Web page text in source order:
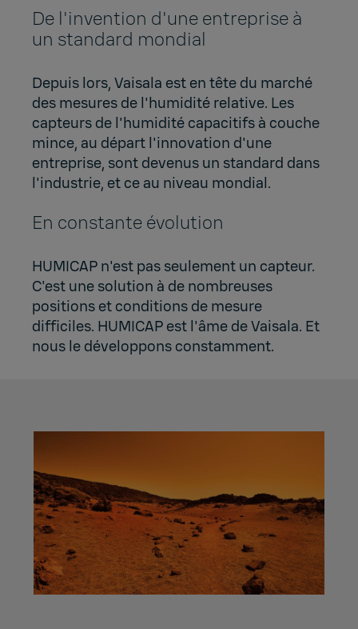
De l'invention d'une entreprise à
un standard mondial
Depuis lors, Vaisala est en tête du marché
des mesures de l'humidité relative. Les
capteurs de l'humidité capacitifs à couche
mince, au départ l'innovation d'une
entreprise, sont devenus un standard dans
l'industrie, et ce au niveau mondial.
En constante évolution
HUMICAP n'est pas seulement un capteur.
C'est une solution à de nombreuses
positions et conditions de mesure
difficiles. HUMICAP est l'âme de Vaisala. Et
nous le développons constamment.